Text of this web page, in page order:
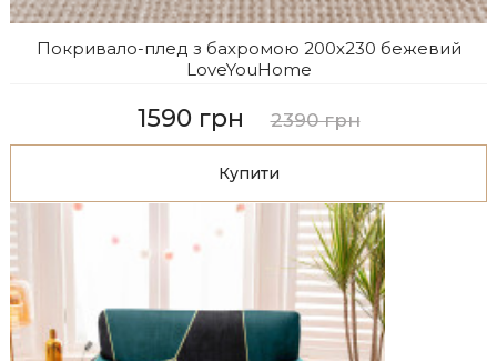
Покривало-плед з бахромою 200х230 бежевий
LoveYouHome
1590 грн 2390 грн
Купити